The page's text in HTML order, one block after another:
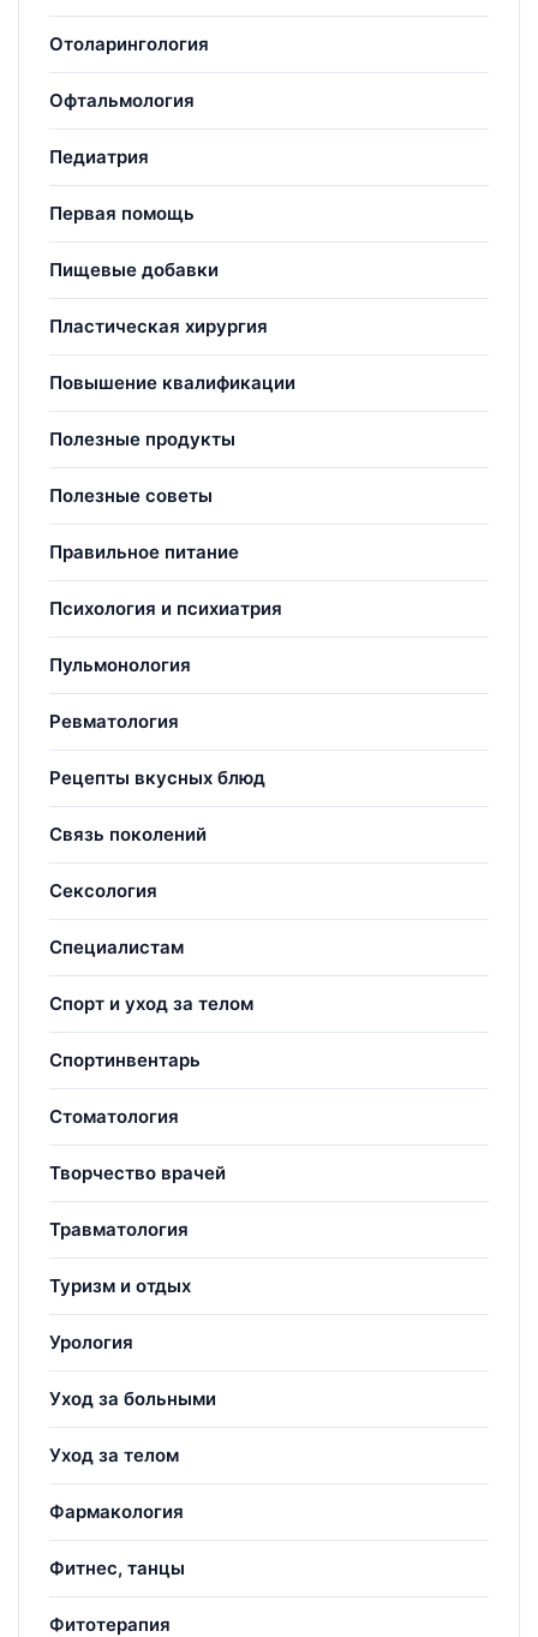
Отоларингология
Офтальмология
Педиатрия
Первая помощь
Пищевые добавки
Пластическая хирургия
Повышение квалификации
Полезные продукты
Полезные советы
Правильное питание
Психология и психиатрия
Пульмонология
Ревматология
Рецепты вкусных блюд
Связь поколений
Сексология
Специалистам
Спорт и уход за телом
Спортинвентарь
Стоматология
Творчество врачей
Травматология
Туризм и отдых
Урология
Уход за больными
Уход за телом
Фармакология
Фитнес, танцы
Фитотерапия